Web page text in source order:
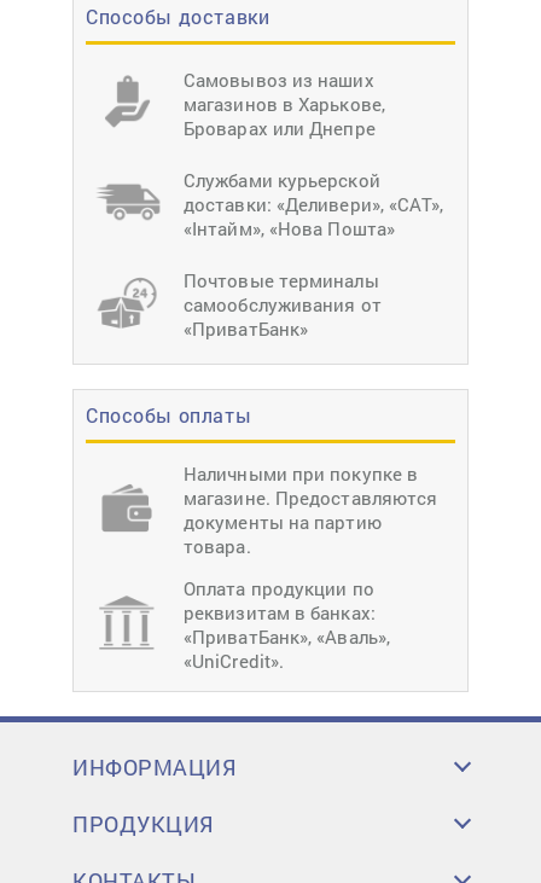
Способы доставки
Самовывоз из наших
магазинов в Харькове,
Броварах или Днепре
Службами курьерской
доставки: «Деливери», «САТ»,
«Інтайм», «Нова Пошта»
Почтовые терминалы
самообслуживания от
«ПриватБанк»
Способы оплаты
Наличными при покупке в
магазине. Предоставляются
документы на партию
товара.
Оплата продукции по
реквизитам в банках:
«ПриватБанк», «Аваль»,
«UniCredit».
ИНФОРМАЦИЯ
ПРОДУКЦИЯ